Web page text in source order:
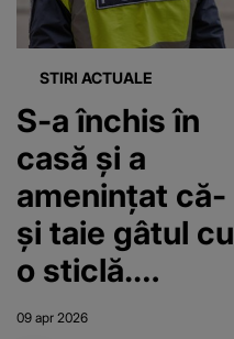
STIRI ACTUALE
S-a închis în
casă și a
amenințat că-
și taie gâtul cu
o sticlă.
Bărbatul din
09 apr 2026